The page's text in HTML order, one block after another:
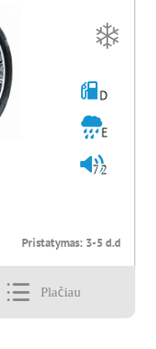
D
E
72
Pristatymas: 3-5 d.d